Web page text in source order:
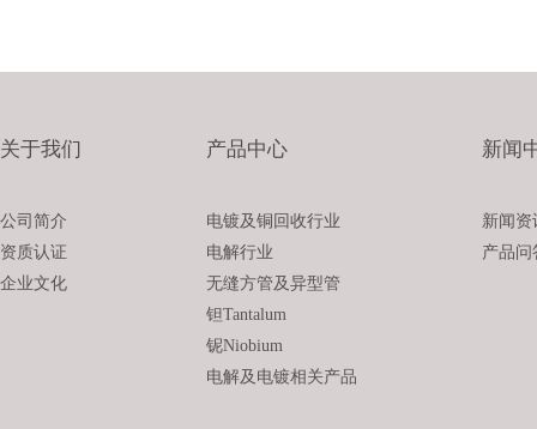
关于我们
公司简介
资质认证
企业文化
产品中心
电镀及铜回收行业
电解行业
无缝方管及异型管
钽Tantalum
铌Niobium
电解及电镀相关产品
新闻
新闻资
产品问